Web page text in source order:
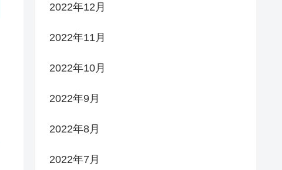
2022年12月
2022年11月
2022年10月
2022年9月
2022年8月
2022年7月